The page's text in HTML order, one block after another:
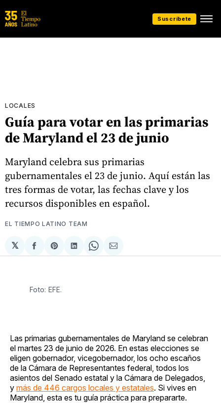
Suscríbete
LOCALES
Guía para votar en las primarias
de Maryland el 23 de junio
Maryland celebra sus primarias
gubernamentales el 23 de junio. Aquí están las
tres formas de votar, las fechas clave y los
recursos disponibles en español.
EL TIEMPO LATINO TEAM
𝕏
Compartir
en
Share
on
Compartir
en
Share
on
Compartir
via
Foto: EFE.
Las primarias gubernamentales de Maryland se celebran
el martes 23 de junio de 2026. En estas elecciones se
eligen gobernador, vicegobernador, los ocho escaños
de la Cámara de Representantes federal, todos los
asientos del Senado estatal y la Cámara de Delegados,
y más de 446 cargos locales y estatales. Si vives en
Maryland, esta es tu guía práctica para prepararte.